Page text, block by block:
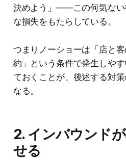
決めよう」——この何気ない
な損失をもたらしている。
つまりノーショーは「店と
約」という条件で発生しや
ておくことが、後述する対
なる。
2. インバウンド
せる